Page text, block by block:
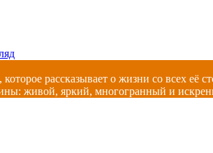
рассказывает о жизни со всех
живой, яркий, многогранный и